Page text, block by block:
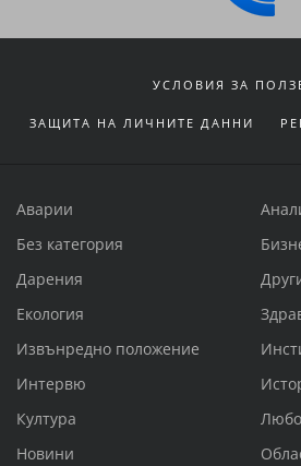
УСЛОВИЯ ЗА
ЗАЩИТА НА ЛИЧНИТЕ ДАННИ
Аварии
Без категория
Дарения
Екология
Извънредно положение
Интервю
Култура
Новини